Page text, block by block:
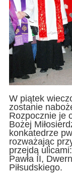
W piątek
zostanie
Rozpocznie je
Bożej
konkatedrze
rozważając
przejdą
Pawła II,
Piłsudskiego.